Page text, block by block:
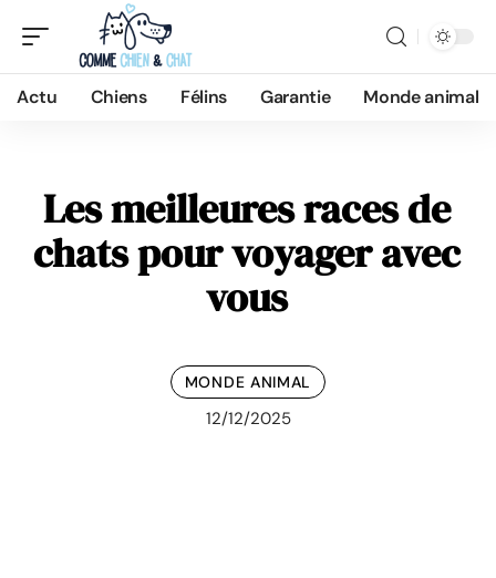
Actu Chiens Félins Garantie Monde animal
Les meilleures races de
chats pour voyager avec
vous
MONDE ANIMAL
12/12/2025